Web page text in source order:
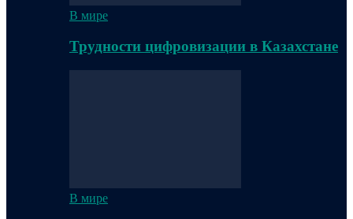
В мире
Трудности цифровизации в Казахстане
В мире